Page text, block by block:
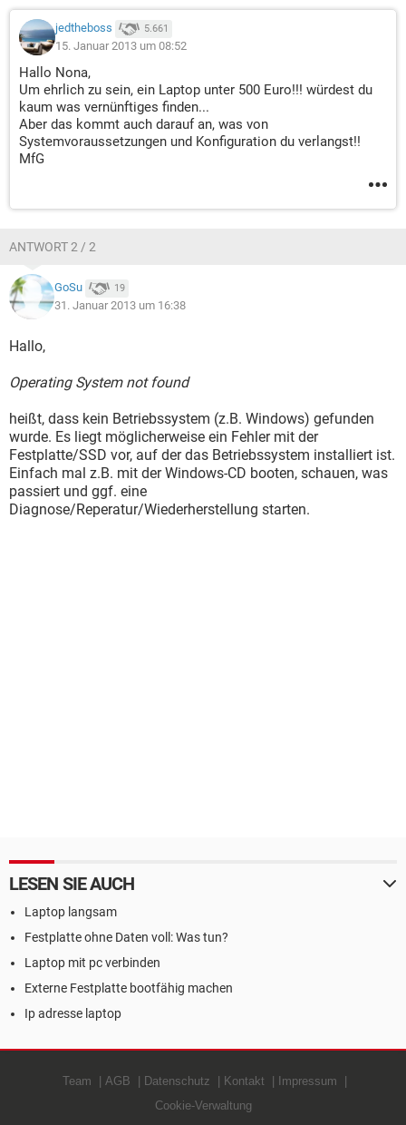
jedtheboss 5.661
15. Januar 2013 um 08:52
Hallo Nona,
Um ehrlich zu sein, ein Laptop unter 500 Euro!!! würdest du
kaum was vernünftiges finden...
Aber das kommt auch darauf an, was von
Systemvoraussetzungen und Konfiguration du verlangst!!
MfG
ANTWORT 2 / 2
GoSu 19
31. Januar 2013 um 16:38
Hallo,
Operating System not found
heißt, dass kein Betriebssystem (z.B. Windows) gefunden
wurde. Es liegt möglicherweise ein Fehler mit der
Festplatte/SSD vor, auf der das Betriebssystem installiert ist.
Einfach mal z.B. mit der Windows-CD booten, schauen, was
passiert und ggf. eine
Diagnose/Reperatur/Wiederherstellung starten.
LESEN SIE AUCH
Laptop langsam
Festplatte ohne Daten voll: Was tun?
Laptop mit pc verbinden
Externe Festplatte bootfähig machen
Ip adresse laptop
Team AGB Datenschutz Kontakt
Impressum
Cookie-Verwaltung